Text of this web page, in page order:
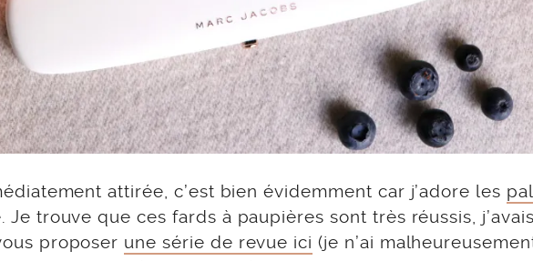
attirée, c’est bien évidemment car j’adore les
Je trouve que ces fards à paupières sont très réussis, j’avais
proposer une série de revue ici (je n’ai